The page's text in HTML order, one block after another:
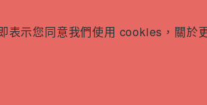
示您同意我們使用 cookies，關於